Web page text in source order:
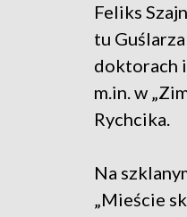
Feliks
tu
doktorach
m.in. w
Rychcika.
Na
„Mieście